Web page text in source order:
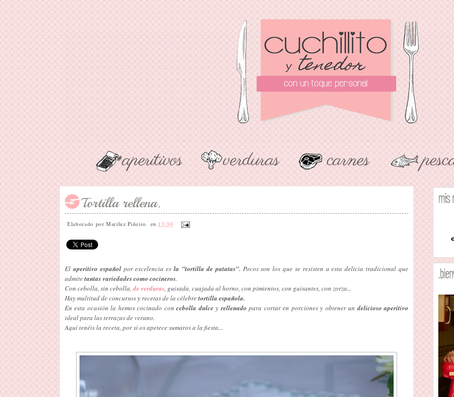
Tortilla rellena.
Elaborado porMariluz Piñeiro en 13:30
Elaperitivo español por excelencia esla "tortilla de patatas". Pocos son los que se resisten a esta delicia tradicional que
admitetantasvariedades como cocineros.
Con cebolla, sin cebolla,de verduras, guisada, cuajada al horno, con pimientos, con guisantes, con zorza...
Hay multitud de concursos y recetas de la célebretortilla española.
En esta ocasión la hemos cocinado concebolla dulce y rellenado para cortar en porciones y obtener undelicioso aperitivo
ideal para las terrazas de verano.
Aquí tenéis la receta, por si os apetece sumaros a la fiesta...
mis